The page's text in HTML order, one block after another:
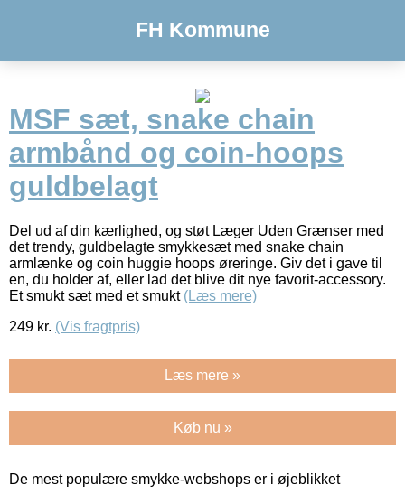
FH Kommune
MSF sæt, snake chain
armbånd og coin-hoops
guldbelagt
Del ud af din kærlighed, og støt Læger Uden Grænser med
det trendy, guldbelagte smykkesæt med snake chain
armlænke og coin huggie hoops øreringe. Giv det i gave til
en, du holder af, eller lad det blive dit nye favorit-accessory.
Et smukt sæt med et smukt (Læs mere)
249 kr. (Vis fragtpris)
Læs mere »
Køb nu »
De mest populære smykke-webshops er i øjeblikket